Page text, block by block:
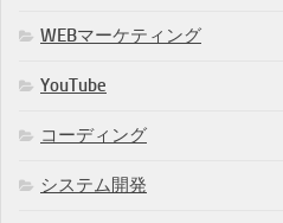
WEBマーケティング
YouTube
コーディング
システム開発